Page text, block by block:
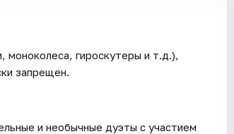
моноколеса, гироскутеры и т.д.),
запрещен.
и необычные дуэты с участием